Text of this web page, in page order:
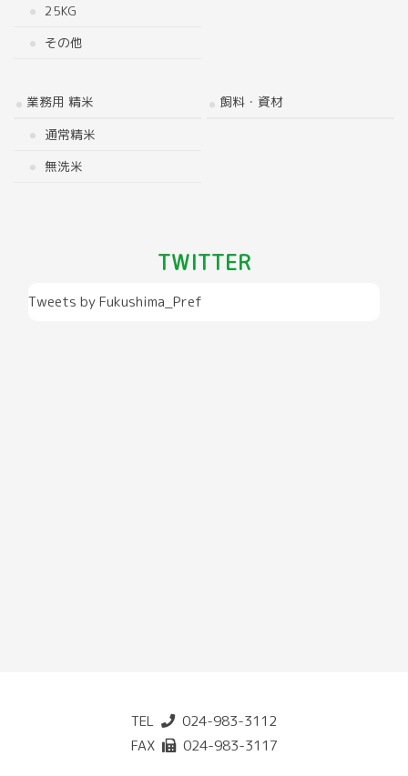
25KG
その他
業務用 精米
通常精米
無洗米
飼料・資材
TWITTER
Tweets by Fukushima_Pref
TEL
024-983-3112
FAX
024-983-3117